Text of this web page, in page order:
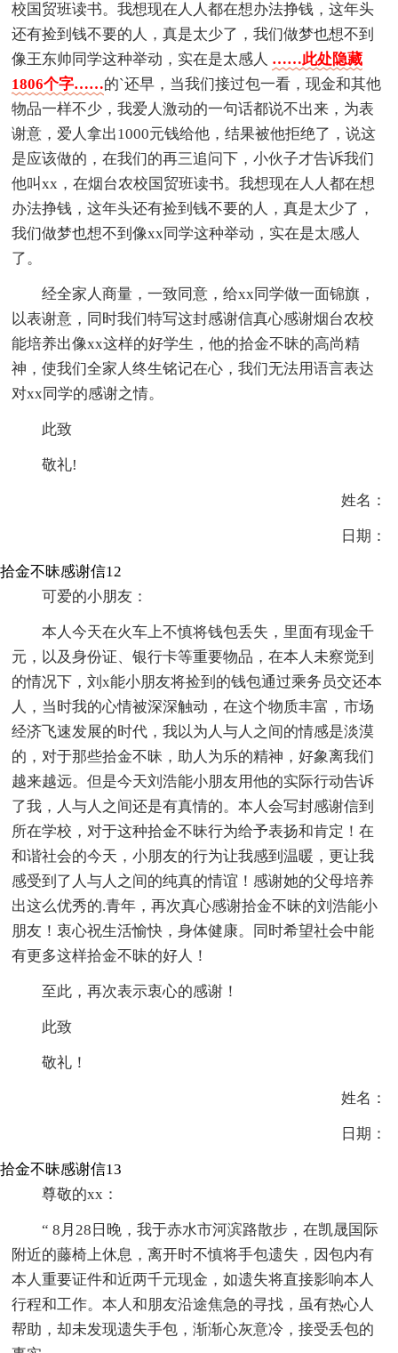
校国贸班读书。我想现在人人都在想办法挣钱，这年头
还有捡到钱不要的人，真是太少了，我们做梦也想不到
像王东帅同学这种举动，实在是太感人 ……此处隐藏
1806个字……的`还早，当我们接过包一看，现金和其他
物品一样不少，我爱人激动的一句话都说不出来，为表
谢意，爱人拿出1000元钱给他，结果被他拒绝了，说这
是应该做的，在我们的再三追问下，小伙子才告诉我们
他叫xx，在烟台农校国贸班读书。我想现在人人都在想
办法挣钱，这年头还有捡到钱不要的人，真是太少了，
我们做梦也想不到像xx同学这种举动，实在是太感人
了。
经全家人商量，一致同意，给xx同学做一面锦旗，
以表谢意，同时我们特写这封感谢信真心感谢烟台农校
能培养出像xx这样的好学生，他的拾金不昧的高尚精
神，使我们全家人终生铭记在心，我们无法用语言表达
对xx同学的感谢之情。
此致
敬礼!
姓名：
日期：
拾金不昧感谢信12
可爱的小朋友：
本人今天在火车上不慎将钱包丢失，里面有现金千
元，以及身份证、银行卡等重要物品，在本人未察觉到
的情况下，刘x能小朋友将捡到的钱包通过乘务员交还本
人，当时我的心情被深深触动，在这个物质丰富，市场
经济飞速发展的时代，我以为人与人之间的情感是淡漠
的，对于那些拾金不昧，助人为乐的精神，好象离我们
越来越远。但是今天刘浩能小朋友用他的实际行动告诉
了我，人与人之间还是有真情的。本人会写封感谢信到
所在学校，对于这种拾金不昧行为给予表扬和肯定！在
和谐社会的今天，小朋友的行为让我感到温暖，更让我
感受到了人与人之间的纯真的情谊！感谢她的父母培养
出这么优秀的.青年，再次真心感谢拾金不昧的刘浩能小
朋友！衷心祝生活愉快，身体健康。同时希望社会中能
有更多这样拾金不昧的好人！
至此，再次表示衷心的感谢！
此致
敬礼！
姓名：
日期：
拾金不昧感谢信13
尊敬的xx：
“ 8月28日晚，我于赤水市河滨路散步，在凯晟国际
附近的藤椅上休息，离开时不慎将手包遗失，因包内有
本人重要证件和近两千元现金，如遗失将直接影响本人
行程和工作。本人和朋友沿途焦急的寻找，虽有热心人
帮助，却未发现遗失手包，渐渐心灰意冷，接受丢包的